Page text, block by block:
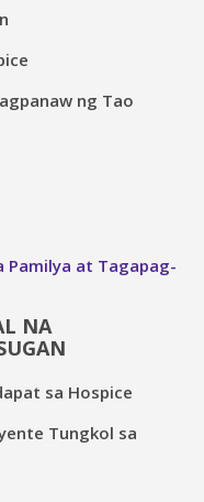
ng Tao
Pamilya at Tagapag-
NA
sa Hospice
Tungkol sa